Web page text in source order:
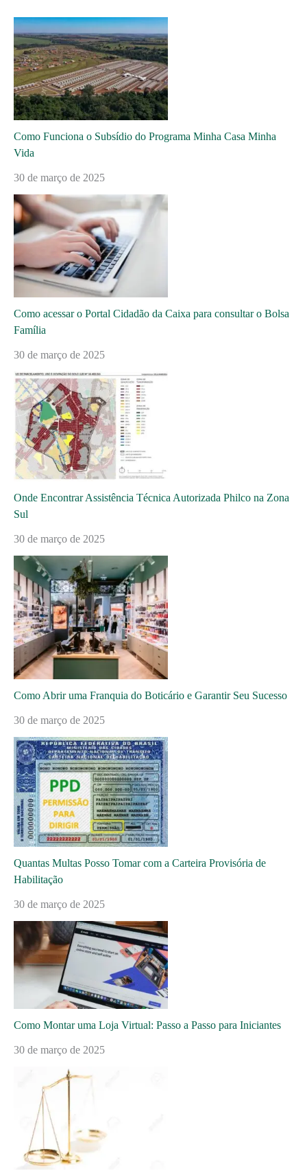
Como Funciona o Subsídio do Programa Minha Casa Minha
Vida
30 de março de 2025
Como acessar o Portal Cidadão da Caixa para consultar o Bolsa
Família
30 de março de 2025
Onde Encontrar Assistência Técnica Autorizada Philco na Zona
Sul
30 de março de 2025
Como Abrir uma Franquia do Boticário e Garantir Seu Sucesso
30 de março de 2025
Quantas Multas Posso Tomar com a Carteira Provisória de
Habilitação
30 de março de 2025
Como Montar uma Loja Virtual: Passo a Passo para Iniciantes
30 de março de 2025